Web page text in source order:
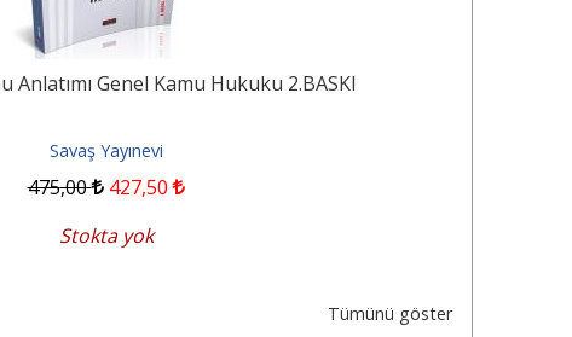
Anlatımı Genel Kamu Hukuku 2.BASKI
Savaş Yayınevi
475,00 427,50
Stokta yok
Tümünü göster